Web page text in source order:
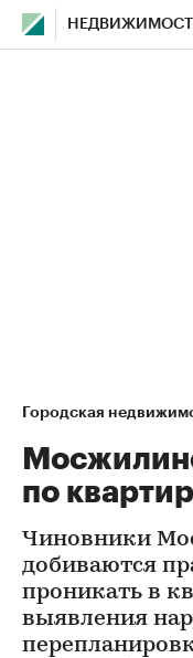
Городская
по
Чиновники
добиваются
проникать в
выявления